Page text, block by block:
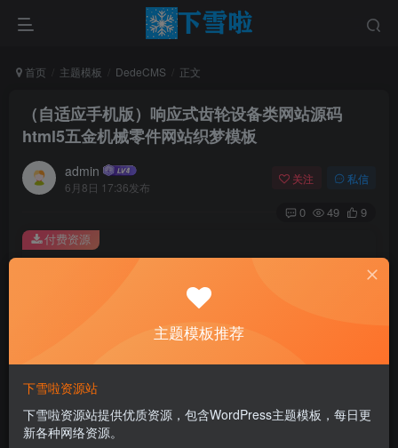
首页 主题模板 DedeCMS 正文
（自适应手机版）响应式齿轮设备类网站源码
html5五金机械零件网站织梦模板
admin
6月8日 17:36发布
关注 私信
0 49 9
此内容为付费资源，请付费后查看
￥0.01
您当前未登录！建议登陆后购买，可保存购买订单
付费资源
主题模板推荐
下雪啦资源站
下雪啦资源站提供优质资源，包含WordPress主题模板，每日更
新各种网络资源。